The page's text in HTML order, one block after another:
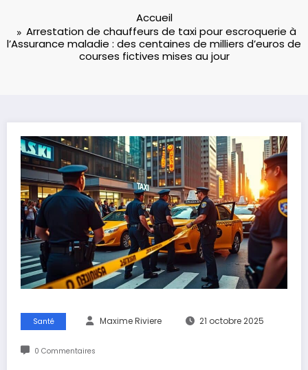
Accueil
Arrestation de chauffeurs de taxi pour escroquerie à
l’Assurance maladie : des centaines de milliers d’euros de
courses fictives mises au jour
Santé Maxime Riviere 21 octobre 2025
0 Commentaires